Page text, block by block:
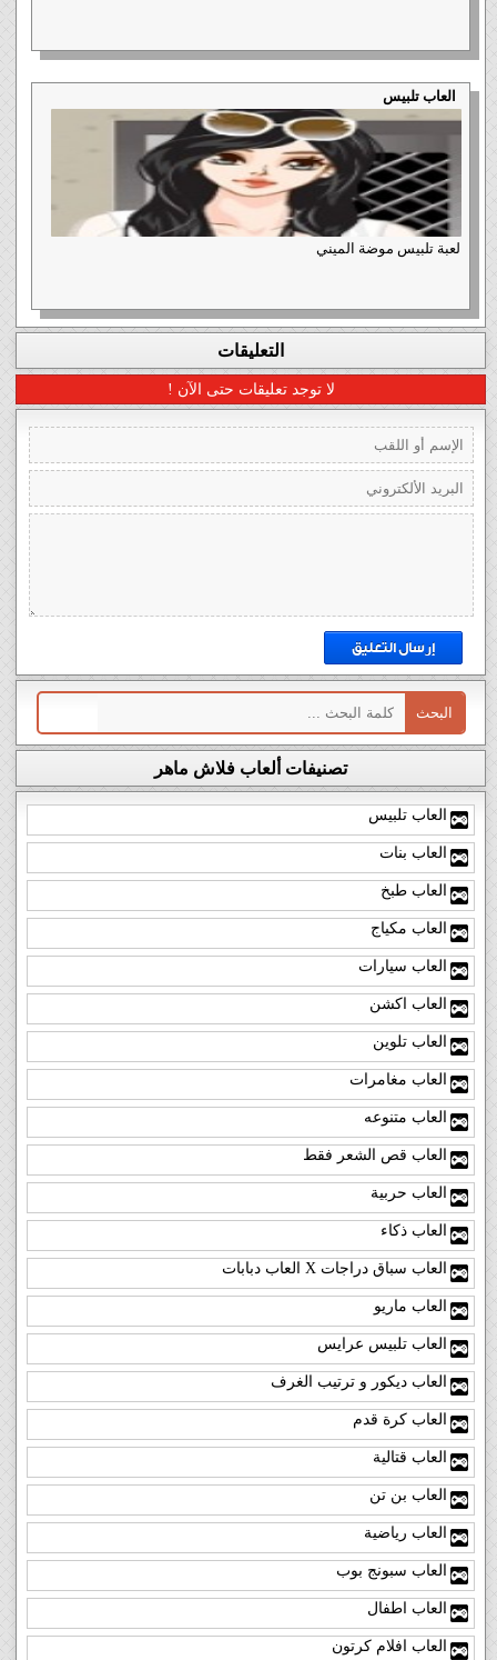
العاب تلبيس
لعبة تلبيس موضة الميني
التعليقات
لا توجد تعليقات حتى الآن !
تصنيفات ألعاب فلاش ماهر
العاب تلبيس
العاب بنات
العاب طبخ
العاب مكياج
العاب سيارات
العاب اكشن
العاب تلوين
العاب مغامرات
العاب متنوعه
العاب قص الشعر فقط
العاب حربية
العاب ذكاء
العاب سباق دراجات X العاب دبابات
العاب ماريو
العاب تلبيس عرايس
العاب ديكور و ترتيب الغرف
العاب كرة قدم
العاب قتالية
العاب بن تن
العاب رياضية
العاب سبونج بوب
العاب اطفال
العاب افلام كرتون